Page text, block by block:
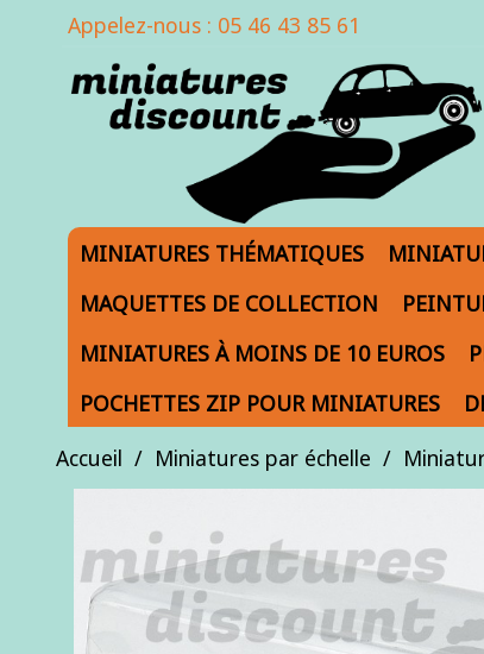
Appelez-nous : 05 46 43 85 61
MINIATURES THÉMATIQUES
MAQUETTES DE COLLECTION
MINIATURES À MOINS DE 10 EUROS
POCHETTES ZIP POUR MINIATURES
Accueil
Miniatures par échelle